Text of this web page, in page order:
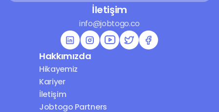
İletişim
info@jobtogo.co
Hakkımızda
Hikayemiz
Kariyer
İletişim
Jobtogo Partners